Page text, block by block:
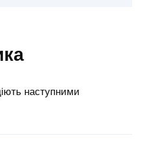
наступними